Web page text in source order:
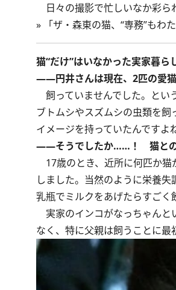
日々の撮影で忙しいなか彩ら
»
「ザ・森東の猫、“専務”も
猫“だけ”はいなかった実家暮ら
――円井さんは現在、2匹の愛猫
飼っていませんでした。とい
ブトムシやスズムシの虫類を
イメージを持っていたんですよ
――そうでしたか……！ 猫との
17歳のとき、近所に何匹か猫
しました。当然のように栄養
乳瓶でミルクをあげたらすごく
実家のインコがなっちゃんと
なく、特に父親は飼うことに最